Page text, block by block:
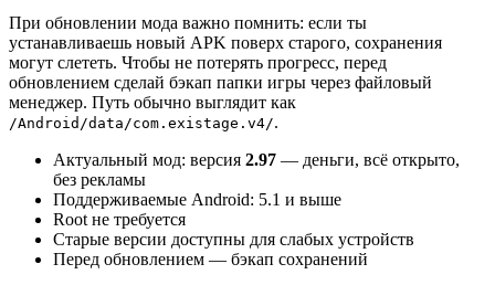
При обновлении мода важно помнить: если ты
устанавливаешь новый APK поверх старого, сохранения
могут слететь. Чтобы не потерять прогресс, перед
обновлением сделай бэкап папки игры через файловый
менеджер. Путь обычно выглядит как
/Android/data/com.existage.v4/.
Актуальный мод: версия 2.97 — деньги, всё открыто,
без рекламы
Поддерживаемые Android: 5.1 и выше
Root не требуется
Старые версии доступны для слабых устройств
Перед обновлением — бэкап сохранений